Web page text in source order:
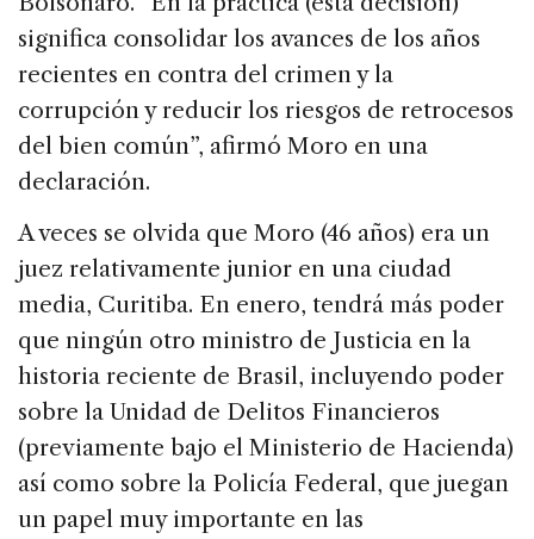
significa consolidar los avances de los años
recientes en contra del crimen y la
corrupción y reducir los riesgos de retrocesos
del bien común”, afirmó Moro en una
declaración.
A veces se olvida que Moro (46 años) era un
juez relativamente junior en una ciudad
media, Curitiba. En enero, tendrá más poder
que ningún otro ministro de Justicia en la
historia reciente de Brasil, incluyendo poder
sobre la Unidad de Delitos Financieros
(previamente bajo el Ministerio de Hacienda)
así como sobre la Policía Federal, que juegan
un papel muy importante en las